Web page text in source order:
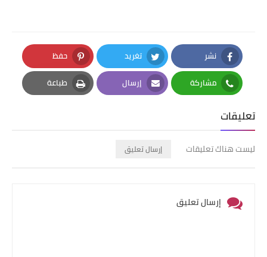
نشر
Facebook
تغريد
Twitter
حفظ
Pinterest
مشاركة
Whatsapp
إرسال
Email
طباعة
Print
تعليقات
ليست هناك تعليقات إرسال تعليق
إرسال تعليق